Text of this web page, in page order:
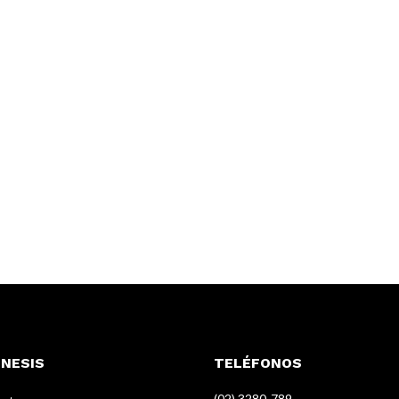
TELÉFONOS